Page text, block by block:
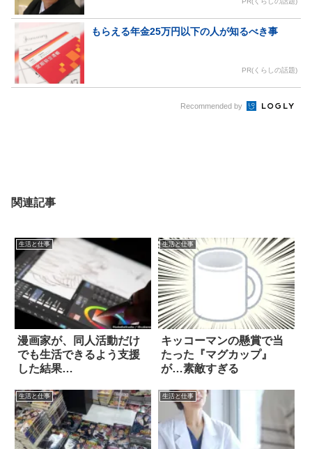
もらえる年金25万円以下の人が知るべき事
PR(くらしの話題)
Recommended by
関連記事
生活と仕事
漫画家が、同人活動だけ
でも生活できるよう支援
した結果…
生活と仕事
キッコーマンの懸賞で当
たった『マグカップ』
が…素敵すぎる
生活と仕事 生活と仕事